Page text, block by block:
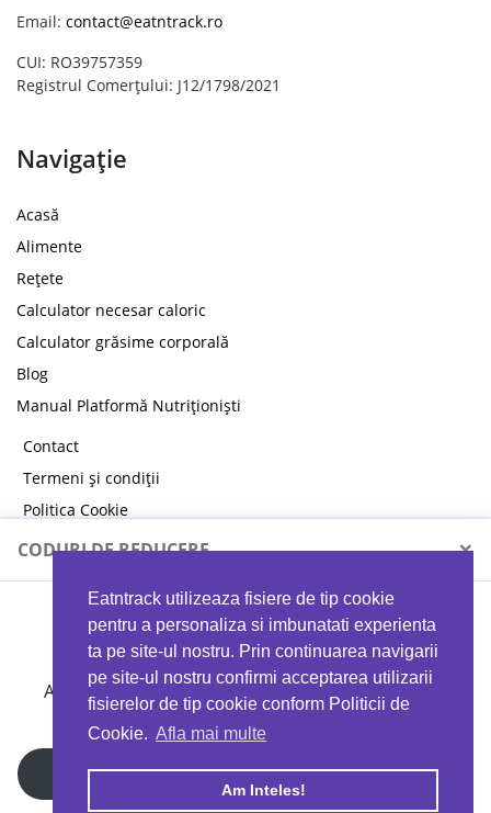
Eatntrack utilizeaza fisiere de tip cookie
pentru a personaliza si imbunatati experienta
ta pe site-ul nostru. Prin continuarea navigarii
pe site-ul nostru confirmi acceptarea utilizarii
fisierelor de tip cookie conform Politicii de
Cookie. Afla mai multe
Am Inteles!
Email: contact@eatntrack.ro
CUI: RO39757359
Registrul Comerțului: J12/1798/2021
Navigație
Acasă
Alimente
Rețete
Calculator necesar caloric
Calculator grăsime corporală
Blog
Manual Platformă Nutriționiști
Contact
Termeni și condiții
Politica Cookie
Politica de confidențialitate
CODURI DE REDUCERE ×
MYPROTEIN
Ai 40%reducere la orice comandă folosind codul
EATTRACK
Profită acum